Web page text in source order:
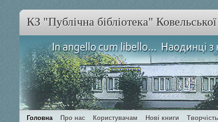
КЗ "Публічна бібліотека"
Головна Про нас Користувачам Нові книги